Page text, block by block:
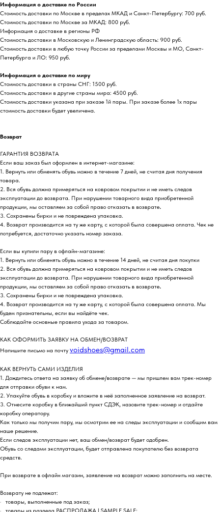
Информация о доставке по России
Стоимость доставки по Москве в пределах МКАД и Санкт-Петербургу: 700 руб.
Стоимость доставки по Москве за МКАД: 800 руб.
Информация о доставке в регионы РФ
Стоимость доставки в Московскую и Ленинградскую область: 900 руб.
Стоимость доставки в любую точку России за пределами Москвы и МО, Санкт-
Петербурга и ЛО: 950 руб.
Информация о доставке по миру
Стоимость доставки в страны СНГ: 1500 руб.
Стоимость доставки в другие страны мира: 4500 руб.
Стоимость доставки указана при заказе 1й пары. При заказе более 1х пары
стоимость доставки будет увеличена.
Возврат
ГАРАНТИЯ ВОЗВРАТА
Если ваш заказ был оформлен в интернет-магазине:
1. Вернуть или обменять обувь можно в течение 7 дней, не считая дня получения
товара.
2. Вся обувь должна примеряться на ковровом покрытии и не иметь следов
эксплуатации до возврата. При нарушении товарного вида приобретенной
продукции, мы оставляем за собой право отказать в возврате.
3. Сохранены бирки и не повреждена упаковка.
4. Возврат производится на ту же карту, с которой была совершена оплата. Чек не
потребуется, достаточно указать номер заказа.
Если вы купили пару в офлайн-магазине:
1. Вернуть или обменять обувь можно в течение 14 дней, не считая дня покупки
2. Вся обувь должна примеряться на ковровом покрытии и не иметь следов
эксплуатации до возврата. При нарушении товарного вида приобретенной
продукции, мы оставляем за собой право отказать в возврате.
3. Сохранены бирки и не повреждена упаковка.
4. Возврат производится на ту же карту, с которой была совершена оплата. Мы
будем признательны, если вы найдёте чек.
Соблюдайте основные правила ухода за товаром.
КАК ОФОРМИТЬ ЗАЯВКУ НА ОБМЕН/ВОЗВРАТ
Напишите письмо на почту voidshoes@gmail.com
КАК ВЕРНУТЬ САМИ ИЗДЕЛИЯ
1. Дождитесь ответа на заявку об обмене/возврате — мы пришлем вам трек-номер
для отправки обуви к нам.
2. Упакуйте обувь в коробку и вложите в неё заполненное заявление на возврат.
3. Отнесите коробку в ближайший пункт СДЭК, назовите трек-номер и отдайте
коробку оператору.
Как только мы получим пару, мы осмотрим ее на следы эксплуатации и сообщим вам
наше решение.
Если следов эксплуатации нет, ваш обмен/возврат будет одобрен.
Обувь со следами эксплуатации, будет отправлена покупателю без возврата
средств.
При возврате в офлайн магазин, заявление на возврат можно заполнить на месте.
Возврату не подлежат:
· товары, выполненные под заказ;
· товары из раздела РАСПРОДАЖА | SAMPLE SALE;